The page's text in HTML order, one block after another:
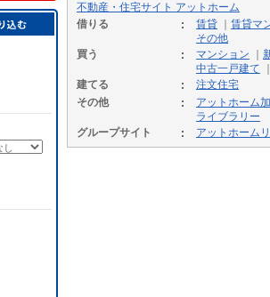
不動産・住宅サイト アットホーム
借りる
賃貸
賃貸マ
その他
買う
マンション
中古一戸建て
建てる
注文住宅
その他
アットホーム
ライブラリー
グループサイト
アットホーム